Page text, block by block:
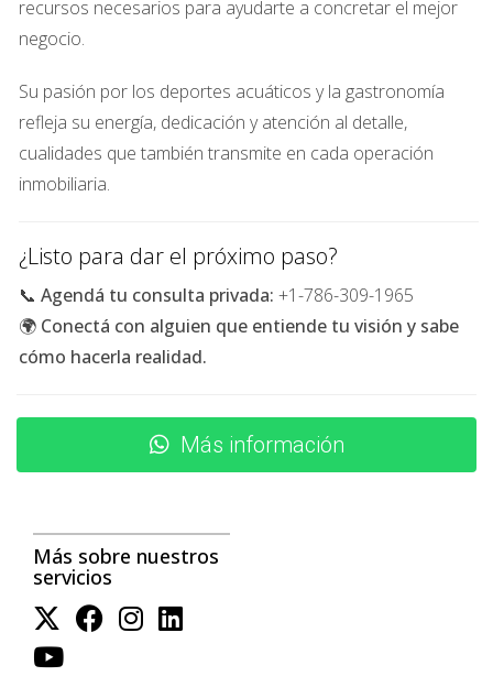
Caso 1: Propiedad residencial en un barrio
popular
Imagina que compras un apartamento en South Beach
por $300,000. Después de investigar el mercado, decides
alquilarlo por $2,500 al mes. Tus gastos anuales son:
Impuestos: $3,600.
Seguro: $1,000.
Honorarios de administración: $1,200.
Calculando tus ingresos anuales:
Ingresos por alquiler: $30,000.
Tu cash flow anual sería:
$30,000 - $7,000 = $23,000.
¡Un excelente retorno!
Caso 2: Propiedad comercial en una zona
emergente
Ahora consideremos una propiedad comercial que
recursos necesarios para ayudarte a concretar el mejor
negocio.
Su pasión por los deportes acuáticos y la gastronomía
refleja su energía, dedicación y atención al detalle,
cualidades que también transmite en cada operación
inmobiliaria.
¿Listo para dar el próximo paso?
📞 Agendá tu consulta privada: +1-786-309-1965
🌍 Conectá con alguien que entiende tu visión y sabe
cómo hacerla realidad.
Más información
Más sobre nuestros
servicios